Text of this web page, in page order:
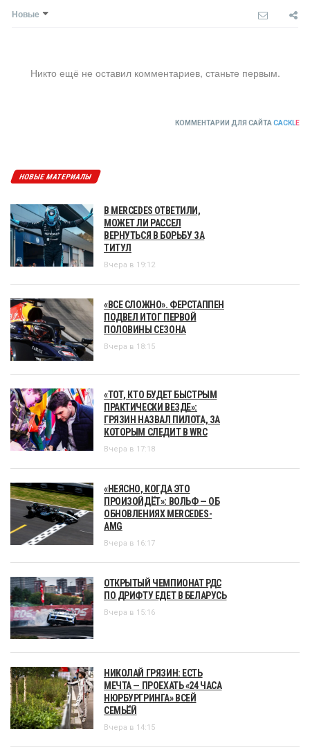
Новые
Никто ещё не оставил комментариев, станьте первым.
КОММЕНТАРИИ ДЛЯ САЙТА CACKLE
НОВЫЕ МАТЕРИАЛЫ
В MERCEDES ОТВЕТИЛИ,
МОЖЕТ ЛИ РАССЕЛ
ВЕРНУТЬСЯ В БОРЬБУ ЗА
ТИТУЛ
Вчера в 19:12
«ВСЕ СЛОЖНО». ФЕРСТАППЕН
ПОДВЕЛ ИТОГ ПЕРВОЙ
ПОЛОВИНЫ СЕЗОНА
Вчера в 18:15
«ТОТ, КТО БУДЕТ БЫСТРЫМ
ПРАКТИЧЕСКИ ВЕЗДЕ»:
ГРЯЗИН НАЗВАЛ ПИЛОТА, ЗА
КОТОРЫМ СЛЕДИТ В WRC
Вчера в 17:18
«НЕЯСНО, КОГДА ЭТО
ПРОИЗОЙДЁТ»: ВОЛЬФ — ОБ
ОБНОВЛЕНИЯХ MERCEDES-
AMG
Вчера в 16:17
ОТКРЫТЫЙ ЧЕМПИОНАТ РДС
ПО ДРИФТУ ЕДЕТ В БЕЛАРУСЬ
Вчера в 15:16
НИКОЛАЙ ГРЯЗИН: ЕСТЬ
МЕЧТА — ПРОЕХАТЬ «24 ЧАСА
НЮРБУРГРИНГА» ВСЕЙ
СЕМЬЁЙ
Вчера в 14:15